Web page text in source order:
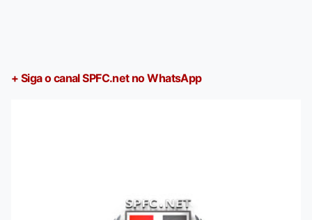
+ Siga o canal SPFC.net no WhatsApp